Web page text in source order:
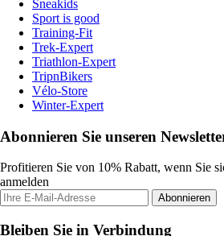
Sneakids
Sport is good
Training-Fit
Trek-Expert
Triathlon-Expert
TripnBikers
Vélo-Store
Winter-Expert
Abonnieren Sie unseren
Profitieren Sie von 10% Rabatt, wenn Sie
anmelden
Abonnieren
Bleiben Sie in Verbindung